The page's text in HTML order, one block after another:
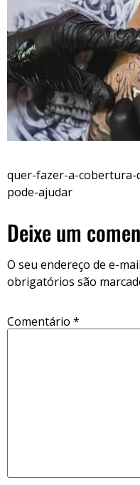
quer-fazer-a-cobertura-
pode-ajudar
Deixe um
O seu endereço de e-
obrigatórios são
Comentário *